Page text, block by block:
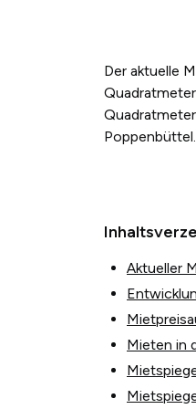
Der aktuelle
Poppenbüttel.
Aktueller
Mieten in